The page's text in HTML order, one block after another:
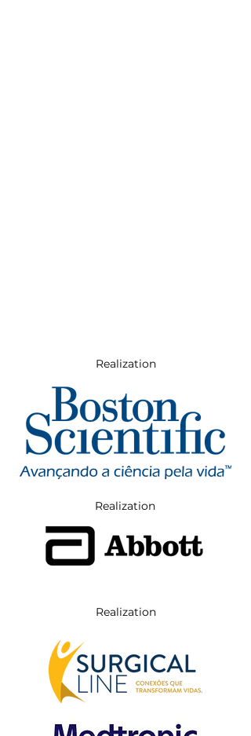
Realization
Realization
Realization